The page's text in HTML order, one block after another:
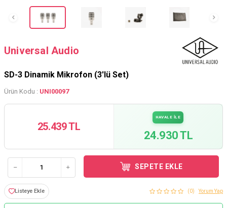
Universal Audio
SD-3 Dinamik Mikrofon (3'lü Set)
Ürün Kodu : UNI00097
25.439 TL
HAVALE İLE
24.930 TL
SEPETE EKLE
Listeye Ekle (0) Yorum Yap